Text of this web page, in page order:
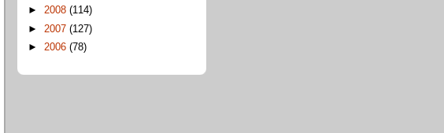
► 2008 (114)
► 2007 (127)
► 2006 (78)